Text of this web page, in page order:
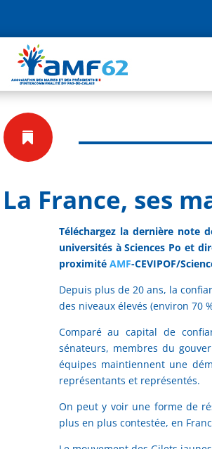

La France, ses
Téléchargez la dernière note
universités à Sciences Po et
proximité AMF-CEVIPOF/
Depuis plus de 20 ans, la
des niveaux élevés (environ 70
Comparé au capital de
sénateurs, membres du
équipes maintiennent une
représentants et représentés.
On peut y voir une forme de
plus en plus contestée, en